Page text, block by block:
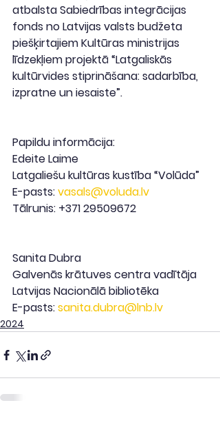
atbalsta Sabiedrības integrācijas
fonds no Latvijas valsts budžeta
piešķirtajiem Kultūras ministrijas
līdzekļiem projektā “Latgaliskās
kultūrvides stiprināšana: sadarbība,
izpratne un iesaiste”.
Papildu informācija:
Edeite Laime
Latgaliešu kultūras kustība “Volūda”
E-pasts: vasals@voluda.lv
Tālrunis: +371 29509672
Sanita Dubra
Galvenās krātuves centra vadītāja
Latvijas Nacionālā bibliotēka
E-pasts: sanita.dubra@lnb.lv
2024